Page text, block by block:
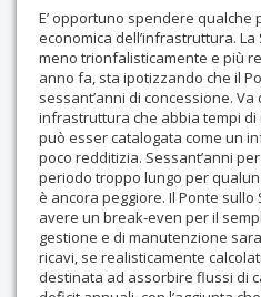
E’ opportuno spendere
economica dell’infrastruttura.
meno trionfalisticamente e più
anno fa, sta ipotizzando che il
sessant’anni di concessione.
infrastruttura che abbia tempi
può esser catalogata come un
poco redditizia. Sessant’anni
periodo troppo lungo per
è ancora peggiore. Il Ponte
avere un break-even per il
gestione e di manutenzione
ricavi, se realisticamente
destinata ad assorbire flussi di